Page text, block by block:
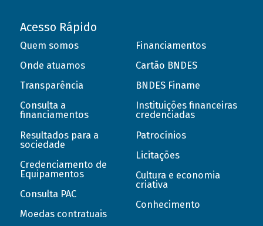
Acesso Rápido
Quem somos
Onde atuamos
Transparência
Consulta a
financiamentos
Resultados para a
sociedade
Credenciamento de
Equipamentos
Consulta PAC
Moedas contratuais
Financiamentos
Cartão BNDES
BNDES Finame
Instituições financeiras
credenciadas
Patrocínios
Licitações
Cultura e economia
criativa
Conhecimento